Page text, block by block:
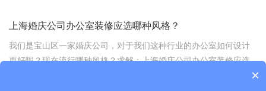
上海婚庆公司办公室装修应选哪种风格？
我们是宝山区一家婚庆公司，对于我们这种行业的办公室如何设计
更好呢？现在流行哪种风格？求解：上海婚庆公司办公室装修应选
×